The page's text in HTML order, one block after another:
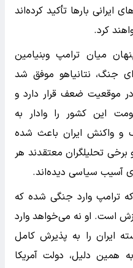
ایرانی بارها تأکید کرده‌اند
کرد.
میان ترامپ وبنیامین
جنگ، نتانیاهو موفق شد
موقعیت ضعف قرار دارد و
این کشور را وادار به
و واکنش ایران باعث شده
تحلیلگران معتقدند هر
آسیب سیاسی دیده‌اند.
که ترامپ وارد جنگی شده که
است. او نه می‌خواهد وارد
ایران را به پذیرش کامل
همین دلیل، دولت آمریکا